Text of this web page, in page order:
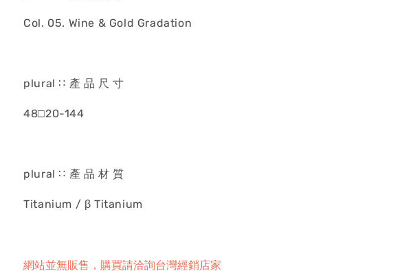
Col. 05. Wine & Gold Gradation
plural ∷ 產 品 尺 寸
48□20-144
plural ∷ 產 品 材 質
Titanium / β Titanium
網站並無販售，購買請洽詢台灣經銷店家